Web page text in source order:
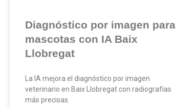
Diagnóstico por imagen para
mascotas con IA Baix
Llobregat
La IA mejora el diagnóstico por imagen
veterinario en Baix Llobregat con radiografías
más precisas.